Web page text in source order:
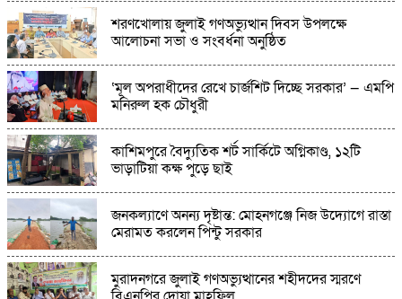
কিশোরগঞ্জের অষ্টগ্রামে জুলাই যোদ্ধাদের জমকালো
সংবর্ধনা:"জুলাই চেতনায় বৈষম্যহীন দেশ গড়ার
সংকল্প"
গণঅভ্যুত্থান দিবস ২০২৬ উপলক্ষে আলোচনা সভা
অনুষ্ঠিত
পত্নীতলায় যথাযোগ্য মর্যাদায় জুলাই গণঅভ্যুত্থান
দিবস পালিত
ধুনটে ১৫ পিস ইয়াবাসহ দুই মাদক ব্যবসায়ী গ্রেপ্তার
শরণখোলায় জুলাই গণঅভ্যুত্থান দিবস উপলক্ষে
আলোচনা সভা ও সংবর্ধনা অনুষ্ঠিত
‘মূল অপরাধীদের রেখে চার্জশিট দিচ্ছে সরকার’ — এমপি
মনিরুল হক চৌধুরী
কাশিমপুরে বৈদ্যুতিক শর্ট সার্কিটে অগ্নিকাণ্ড, ১২টি
ভাড়াটিয়া কক্ষ পুড়ে ছাই
জনকল্যাণে অনন্য দৃষ্টান্ত: মোহনগঞ্জে নিজ উদ্যোগে রাস্তা
মেরামত করলেন পিন্টু সরকার
মুরাদনগরে জুলাই গণঅভ্যুত্থানের শহীদদের স্মরণে